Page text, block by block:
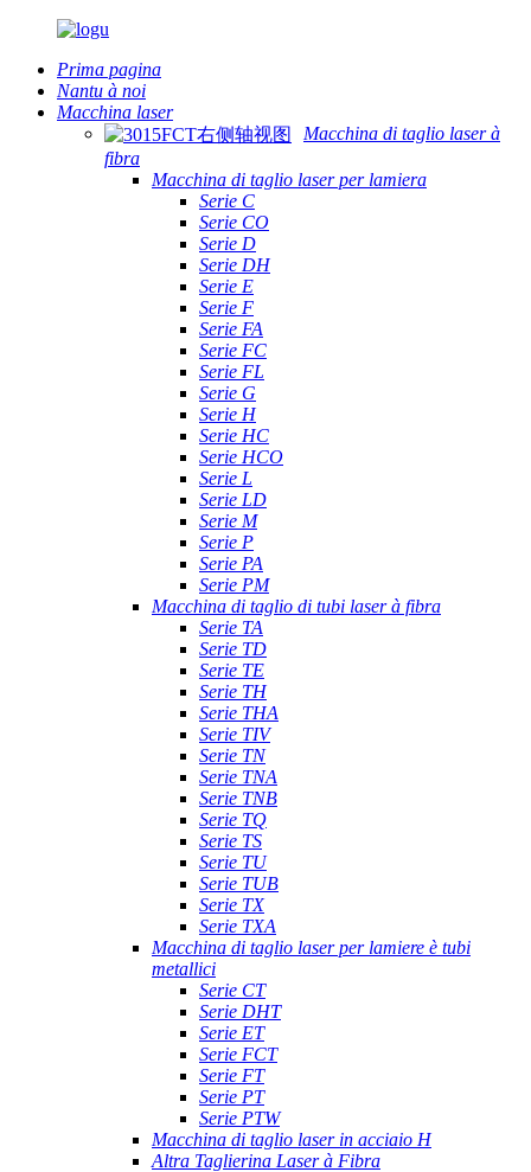
Prima pagina
Nantu à noi
Macchina laser
Macchina di taglio laser à
fibra
Macchina di taglio laser per lamiera
Serie C
Serie CO
Serie D
Serie DH
Serie E
Serie F
Serie FA
Serie FC
Serie FL
Serie G
Serie H
Serie HC
Serie HCO
Serie L
Serie LD
Serie M
Serie P
Serie PA
Serie PM
Macchina di taglio di tubi laser à fibra
Serie TA
Serie TD
Serie TE
Serie TH
Serie THA
Serie TIV
Serie TN
Serie TNA
Serie TNB
Serie TQ
Serie TS
Serie TU
Serie TUB
Serie TX
Serie TXA
Macchina di taglio laser per lamiere è tubi
metallici
Serie CT
Serie DHT
Serie ET
Serie FCT
Serie FT
Serie PT
Serie PTW
Macchina di taglio laser in acciaio H
Altra Taglierina Laser à Fibra